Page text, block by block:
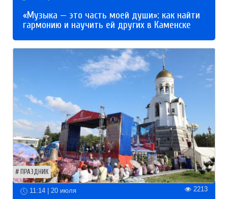
«Музыка — это часть моей души»: как найти
гармонию и научить ей других в Каменске
ПРАЗДНИК
11:14 | 20 июля 2213